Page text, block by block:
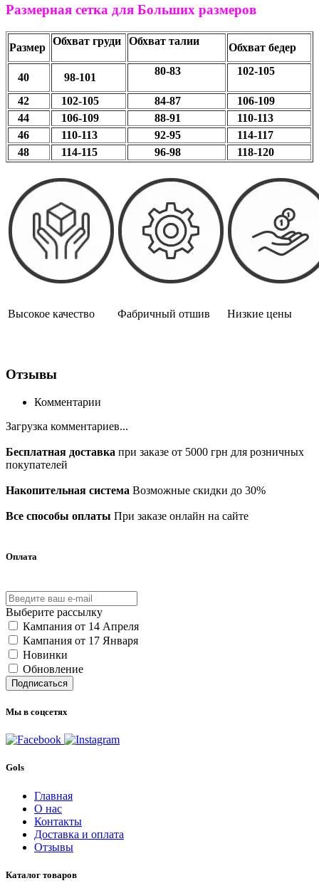
Размерная сетка для Больших размеров
Размер
Обхват груди Обхват талии
Обхват бедер
40 98-101
80-83 102-105
42 102-105 84-87
106-109
44
106-109 88-91
110-113
46
110-113 92-95
114-117
48
114-115 96-98 118-120
Высокое качество Фабричный отшив Низкие цены
Отзывы
Комментарии
Загрузка комментариев...
Бесплатная доставка при заказе от 5000 грн для розничных
покупателей
Накопительная система Возможные скидки до 30%
Все способы оплаты При заказе онлайн на сайте
Оплата
Выберите рассылку
Кампания от 14 Апреля
Кампания от 17 Января
Новинки
Обновление
Подписаться
Мы в соцсетях
Gols
Главная
О нас
Контакты
Доставка и оплата
Отзывы
Каталог товаров